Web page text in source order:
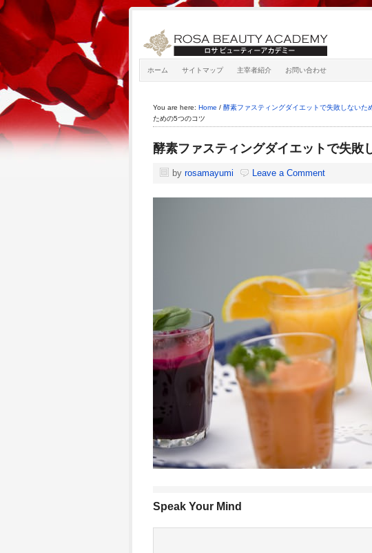
ホーム サイトマップ 主宰者紹介 お問い合わせ
You are here: Home / 酵素ファスティングダイエットで失敗しないた
ための5つのコツ
酵素ファスティングダイエットで失敗
by rosamayumi Leave a Comment
Speak Your Mind